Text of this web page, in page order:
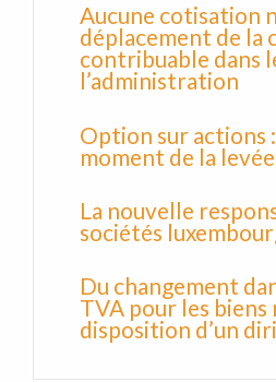
Aucune cotisation
déplacement de la
contribuable dans
l’administration
Option sur actions
moment de la
La nouvelle
sociétés
Du changement
TVA pour les
disposition d’un